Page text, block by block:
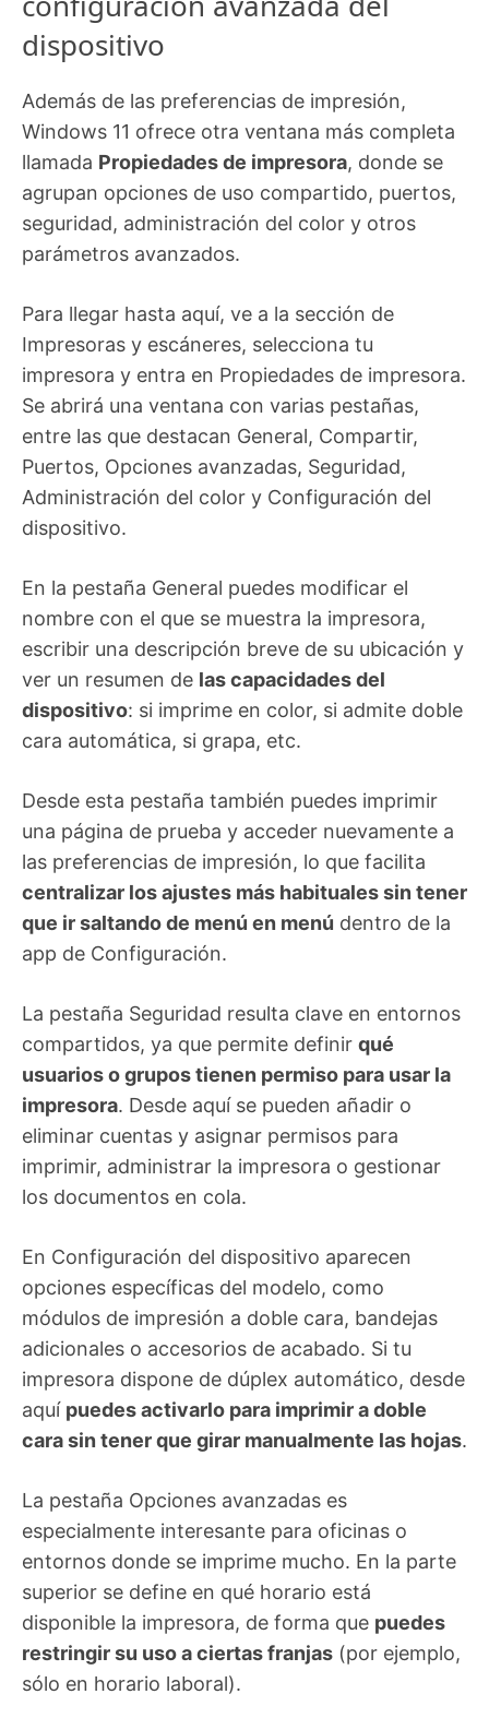
dispositivo
Además de las preferencias de impresión,
Windows 11 ofrece otra ventana más completa
llamada Propiedades de impresora, donde se
agrupan opciones de uso compartido, puertos,
seguridad, administración del color y otros
parámetros avanzados.
Para llegar hasta aquí, ve a la sección de
Impresoras y escáneres, selecciona tu
impresora y entra en Propiedades de impresora.
Se abrirá una ventana con varias pestañas,
entre las que destacan General, Compartir,
Puertos, Opciones avanzadas, Seguridad,
Administración del color y Configuración del
dispositivo.
En la pestaña General puedes modificar el
nombre con el que se muestra la impresora,
escribir una descripción breve de su ubicación y
ver un resumen de las capacidades del
dispositivo: si imprime en color, si admite doble
cara automática, si grapa, etc.
Desde esta pestaña también puedes imprimir
una página de prueba y acceder nuevamente a
las preferencias de impresión, lo que facilita
centralizar los ajustes más habituales sin tener
que ir saltando de menú en menú dentro de la
app de Configuración.
La pestaña Seguridad resulta clave en entornos
compartidos, ya que permite definir qué
usuarios o grupos tienen permiso para usar la
impresora. Desde aquí se pueden añadir o
eliminar cuentas y asignar permisos para
imprimir, administrar la impresora o gestionar
los documentos en cola.
En Configuración del dispositivo aparecen
opciones específicas del modelo, como
módulos de impresión a doble cara, bandejas
adicionales o accesorios de acabado. Si tu
impresora dispone de dúplex automático, desde
aquí puedes activarlo para imprimir a doble
cara sin tener que girar manualmente las hojas.
La pestaña Opciones avanzadas es
especialmente interesante para oficinas o
entornos donde se imprime mucho. En la parte
superior se define en qué horario está
disponible la impresora, de forma que puedes
restringir su uso a ciertas franjas (por ejemplo,
sólo en horario laboral).